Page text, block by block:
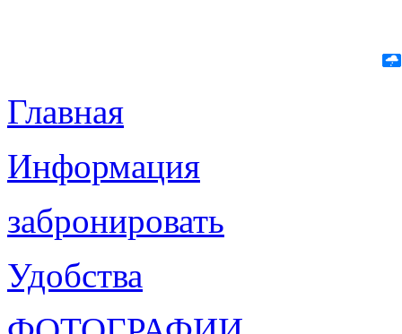
Главная
Информация
забронировать
Удобства